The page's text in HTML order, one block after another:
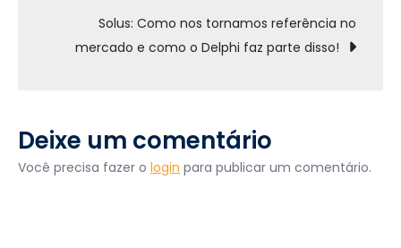
TI
que
te
Post
Solus: Como nos tornamos referência no
mercado e como o Delphi faz parte disso!
Deixe um comentário
Você precisa fazer o login para publicar um comentário.